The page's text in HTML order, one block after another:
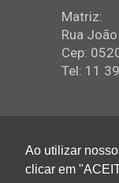
Matriz:
Rua
Cep:
Tel: 11
Ao utilizar
clicar em